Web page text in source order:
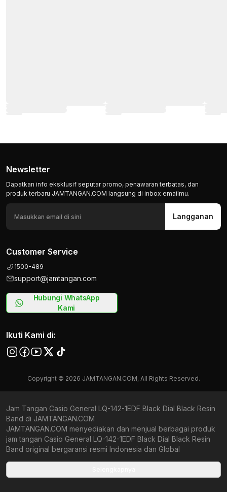
Newsletter
Dapatkan info eksklusif seputar promo, penawaran terbatas, dan
produk terbaru JAMTANGAN.COM langsung di inbox emailmu.
Langganan
Customer Service
1500-489
support@jamtangan.com
Hubungi WhatsApp
Kami
Ikuti Kami di:
Copyright © 2026 JAMTANGAN.COM, All Rights Reserved.
Jam Tangan Casio General LQ-142-1EDF Black Dial Black Resin
Band di JAMTANGAN.COM
JAMTANGAN.COM menyediakan dan menjual berbagai produk
jam tangan Casio General LQ-142-1EDF Black Dial Black Resin
Band original bergaransi resmi Indonesia dan Global
menjamin produk-produk yang tersedia merupakan produk jam